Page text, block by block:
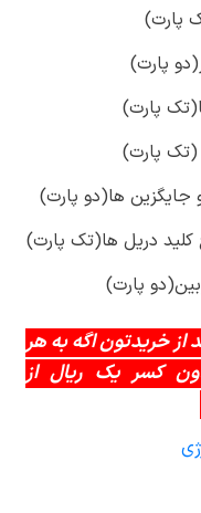
ها(دو پارت)
دریل ها(تک پارت)
پارت)
تا 48ساعت بعد از خریدتون اگه به هر
کسر یک ریال از